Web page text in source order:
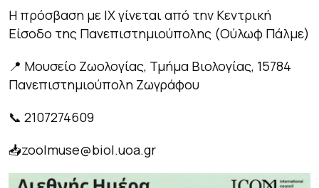
Η πρόσβαση με ΙΧ γίνεται από την Κεντρική
Είσοδο της Πανεπιστημιούπολης (Ούλωφ Πάλμε)
📍 Μουσείο Ζωολογίας, Τμήμα Βιολογίας, 15784
Πανεπιστημιούπολη Ζωγράφου
📞 2107274609
📥zoolmuse@biol.uoa.gr